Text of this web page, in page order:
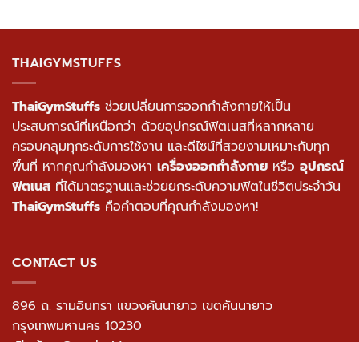
THAIGYMSTUFFS
ThaiGymStuffsช่วยเปลี่ยนการออกกำลังกายให้เป็น
ประสบการณ์ที่เหนือกว่า ด้วยอุปกรณ์ฟิตเนสที่หลากหลาย
ครอบคลุมทุกระดับการใช้งาน และดีไซน์ที่สวยงามเหมาะกับทุก
พื้นที่ หากคุณกำลังมองหาเครื่องออกกำลังกาย
CONTACT US